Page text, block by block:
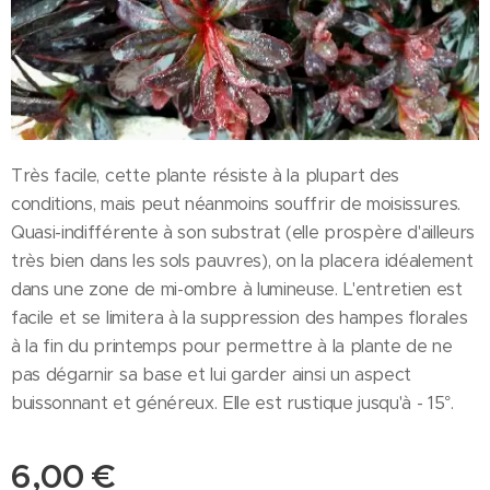
Très facile, cette plante résiste à la plupart des
conditions, mais peut néanmoins souffrir de moisissures.
Quasi-indifférente à son substrat (elle prospère d'ailleurs
très bien dans les sols pauvres), on la placera idéalement
dans une zone de mi-ombre à lumineuse. L'entretien est
facile et se limitera à la suppression des hampes florales
à la fin du printemps pour permettre à la plante de ne
pas dégarnir sa base et lui garder ainsi un aspect
buissonnant et généreux. Elle est rustique jusqu'à - 15°.
6,00 €